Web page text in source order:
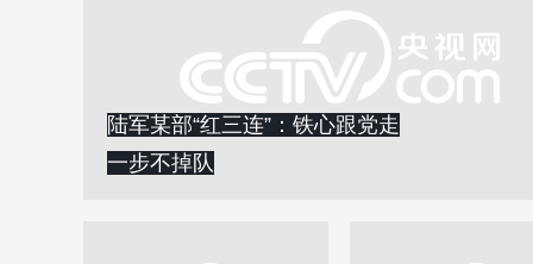
陆军某部“红三连”：铁心跟党走
一步不掉队